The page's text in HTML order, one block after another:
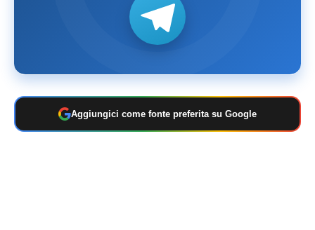
Aggiungici come fonte preferita su Google